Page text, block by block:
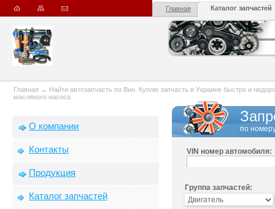
Главная Каталог запчастей
Главная → Найти автозапчасть по Вин. Куплю запчасть в Украине быстро и
масляного насоса
О компании
Контакты
Продукция
Каталог запчастей
по
VIN номер автомобиля:
Группа запчастей: